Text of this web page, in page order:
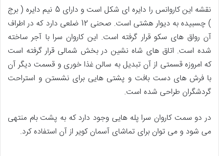
نقشه این کاروانس را دایره ای شکل است و دارای 5 نیم دایره ( برج
) چسبیده به دیوار هشتی است. صحنی 12 ضلعی دارد که در اطراف
آن رواق های سکو قرار گرفته است. این کاروان سرا با آجر ساخته
شده است. اتاق های شاه نشین در بخش شمالی قرار گرفته است
که امروزه قسمتی از آن تبدیل به سالن غذا خوری و قسمت دیگر آن
با فرش های دست بافت و پشتی هایی برای نشستن و استراحت
گردشگران طراحی شده است.
در دو سمت کاروان سرا پله هایی وجود دارد که به پشت بام منتهی
می شود و می توان برای تماشای آسمان کویر از آن استفاده کرد.